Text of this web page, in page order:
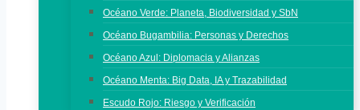
Océano Verde: Planeta, Biodiversidad y SbN
Océano Bugambilia: Personas y Derechos
Océano Azul: Diplomacia y Alianzas
Océano Menta: Big Data, IA y Trazabilidad
Escudo Rojo: Riesgo y Verificación